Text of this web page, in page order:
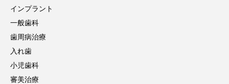
インプラント
一般歯科
歯周病治療
入れ歯
小児歯科
審美治療